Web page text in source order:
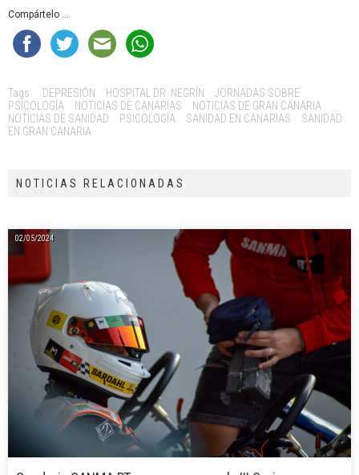
Compártelo ...
Tags: DEPRESIÓN HOSPITAL DR. NEGRÍN
JORNADAS SOBRE
PSICOLOGÍA
NOTICIAS DE CANARIAS
NOTICIAS DE GRAN CANARIA
NOTICIAS DE SANIDAD
PSICOLOGÍA SANIDAD EN CANARIAS
SANIDAD
EN GRAN CANARIA
NOTICIAS RELACIONADAS
02/05/2024